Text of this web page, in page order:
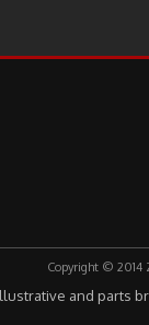
Copyright © 2014
and parts